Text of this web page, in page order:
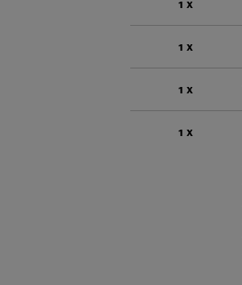
1 x
1 x
1 x
1 x